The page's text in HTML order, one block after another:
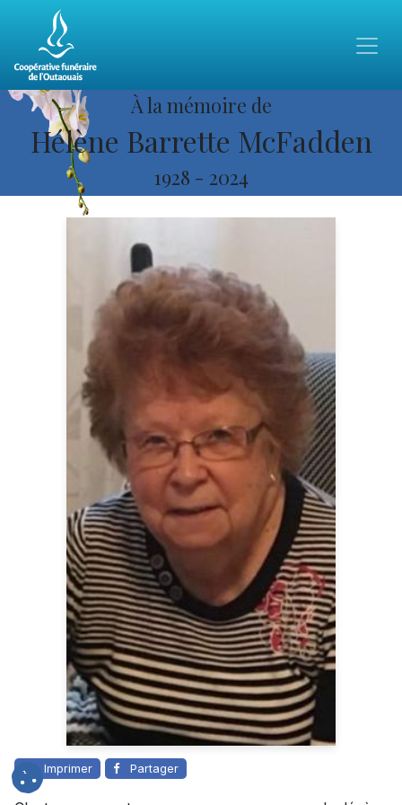
À la mémoire de
Hélène Barrette McFadden
1928 - 2024
Imprimer Partager